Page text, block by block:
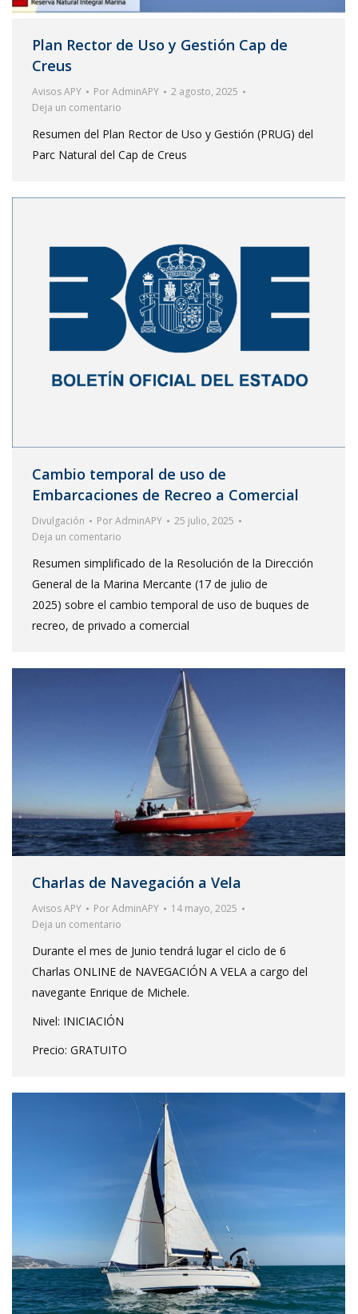
Plan Rector de Uso y Gestión Cap de
Creus
Avisos APY PorAdminAPY
2 agosto, 2025
Deja un comentario
Resumen del Plan Rector de Uso y Gestión (PRUG) del
Parc Natural del Cap de Creus
Cambio temporal de uso de
Embarcaciones de Recreo a Comercial
Divulgación PorAdminAPY
25 julio, 2025
Deja un comentario
Resumen simplificado de la Resolución de la Dirección
General de la Marina Mercante (17 de julio de
2025) sobre el cambio temporal de uso de buques de
recreo, de privado a comercial
Charlas de Navegación a Vela
Avisos APY PorAdminAPY
14 mayo, 2025
Deja un comentario
Durante el mes de Junio tendrá lugar el ciclo de 6
Charlas ONLINE de NAVEGACIÓN A VELA a cargo del
navegante Enrique de Michele.
Nivel: INICIACIÓN
Precio: GRATUITO